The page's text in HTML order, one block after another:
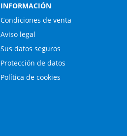
INFORMACIÓN
Condiciones de venta
Aviso legal
Sus datos seguros
Protección de datos
Política de cookies